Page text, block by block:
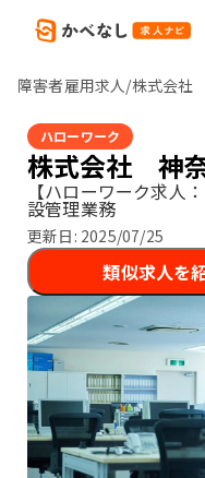
障害者雇用求人/株式会
ハローワーク
株式会社 神
【ハローワーク求人
設管理業務
更新日: 2025/07/25
類似求人を